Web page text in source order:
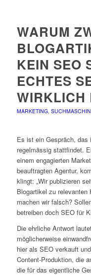
WARUM
KEIN SEO
ECHTES
WIRKLICH
MARKETING,
Es ist ein Gespräch, das
regelmässig stattfindet.
einem engagierten
beauftragten Agentur,
klingt: „Wir publizieren
Blogartikel zu relevanten
machen wir falsch?
betreiben doch SEO für
Die ehrliche Antwort
möglicherweise
hier als SEO verkauft
Content-Produktion, die
die für das eigentliche